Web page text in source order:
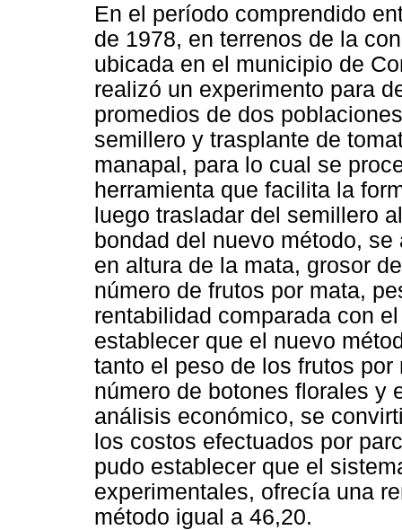
En el período comprendido
de 1978, en terrenos de la
ubicada en el municipio de
realizó un experimento para
promedios de dos
semillero y trasplante de
manapal, para lo cual se
herramienta que facilita la
luego trasladar del semillero
bondad del nuevo método,
en altura de la mata, grosor
número de frutos por mata,
rentabilidad comparada con
establecer que el nuevo
tanto el peso de los frutos
número de botones florales y
análisis económico, se
los costos efectuados por
pudo establecer que el
experimentales, ofrecía una
método igual a 46,20.